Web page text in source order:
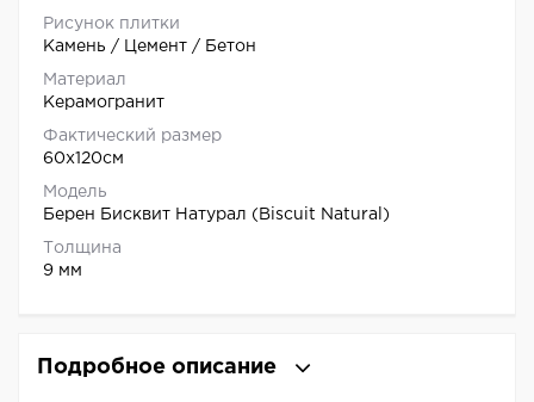
Рисунок плитки
Камень / Цемент / Бетон
Материал
Керамогранит
Фактический размер
60x120см
Модель
Берен Бисквит Натурал (Biscuit Natural)
Толщина
9 мм
Подробное описание